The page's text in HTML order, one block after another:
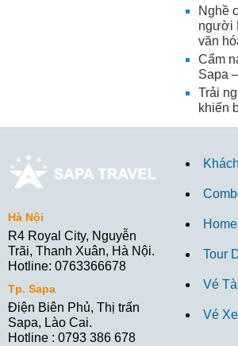
Nghề
người
văn
Cẩm
Sapa
Trải
khiến
Hà Nội
R4 Royal City, Nguyễn
Trãi, Thanh Xuân, Hà Nội.
Hotline: 0763366678
Tp. Sapa
Điện Biên Phủ, Thị trấn
Sapa, Lào Cai.
Hotline : 0793 386 678
Tour
Vé
Vé